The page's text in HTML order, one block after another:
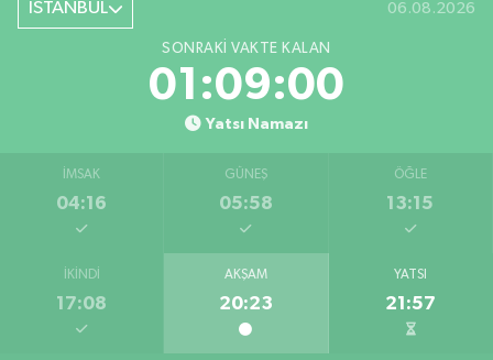
İSTANBUL 06.08.2026
SONRAKI VAKTE KALAN
01:08:59
Yatsı Namazı
İMSAK
04:16
GÜNEŞ
05:58
ÖĞLE
13:15
İKINDI
17:08
AKŞAM
20:23
YATSI
21:57